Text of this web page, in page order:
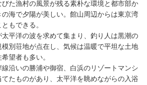
た漁村の風景が残る素朴な環境と都市部か
海で夕陽が美しい。館山周辺からは東京湾
もできる。
平洋の波を求めて集まり、釣り人は黒潮の
別荘地が点在し、気候は温暖で平坦な土地
望者も多い。
沿いの勝浦や御宿、白浜のリゾートマンシ
てたものがあり、太平洋を眺めながらの入浴